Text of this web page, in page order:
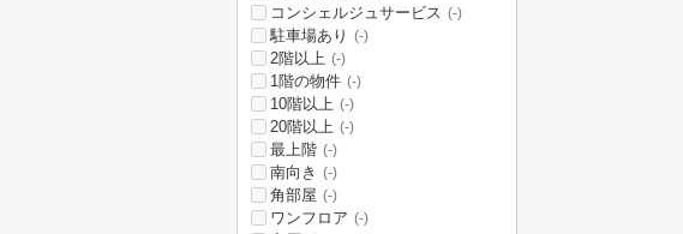
コンシェルジュサービス (-)
駐車場あり (-)
2階以上 (-)
1階の物件 (-)
10階以上 (-)
20階以上 (-)
最上階 (-)
南向き (-)
角部屋 (-)
ワンフロア (-)